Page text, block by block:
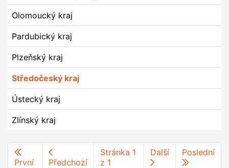
Olomoucký kraj
Pardubický kraj
Plzeňský kraj
Středočeský kraj
Ústecký kraj
Zlínský kraj
První Předchozí
Stránka 1
z 1
Další Poslední